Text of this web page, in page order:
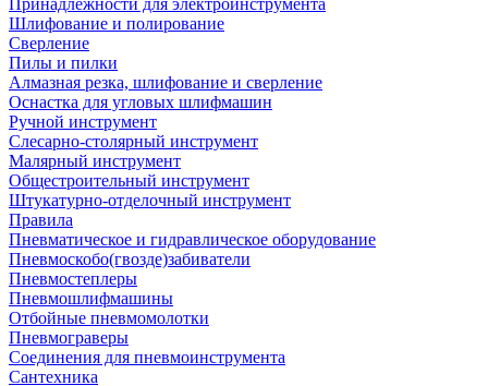
Принадлежности для электроинструмента
Шлифование и полирование
Сверление
Пилы и пилки
Алмазная резка, шлифование и сверление
Оснастка для угловых шлифмашин
Ручной инструмент
Слесарно-столярный инструмент
Малярный инструмент
Общестроительный инструмент
Штукатурно-отделочный инструмент
Правила
Пневматическое и гидравлическое оборудование
Пневмоскобо(гвозде)забиватели
Пневмостеплеры
Пневмошлифмашины
Отбойные пневмомолотки
Пневмограверы
Соединения для пневмоинструмента
Сантехника